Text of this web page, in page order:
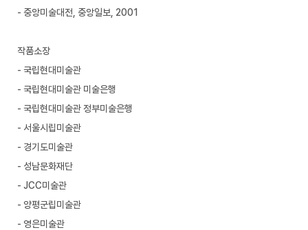
- 중앙미술대전, 중앙일보, 2001
작품소장
- 국립현대미술관
- 국립현대미술관 미술은행
- 국립현대미술관 정부미술은행
- 서울시립미술관
- 경기도미술관
- 성남문화재단
- JCC미술관
- 양평군립미술관
- 영은미술관